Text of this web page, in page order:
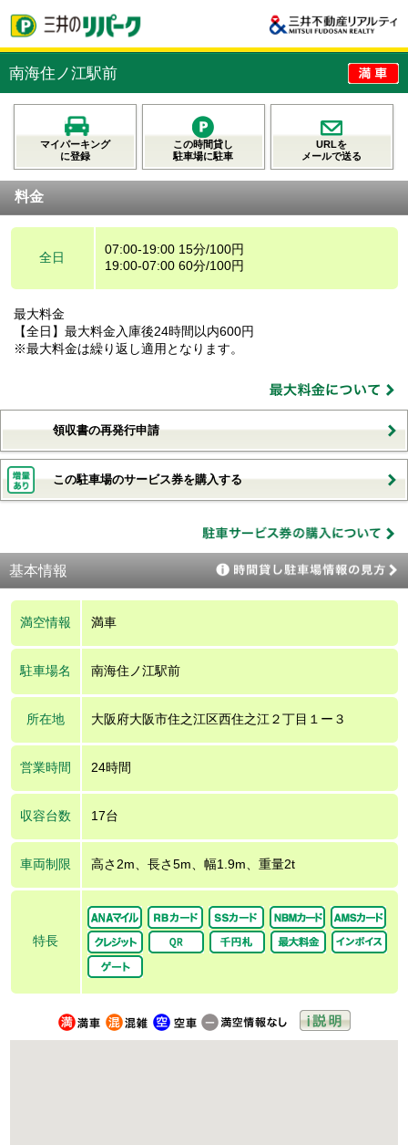
南海住ノ江駅前
マイパーキング
に登録
この時間貸し
駐車場に駐車
URLを
メールで送る
料金
全日
07:00-19:00 15分/100円
19:00-07:00 60分/100円
最大料金
【全日】最大料金入庫後24時間以内600円
※最大料金は繰り返し適用となります。
領収書の再発行申請
この駐車場のサービス券を購入する
基本情報
満空情報 満車
駐車場名 南海住ノ江駅前
所在地 大阪府大阪市住之江区西住之江２丁目１ー３
営業時間 24時間
収容台数 17台
車両制限 高さ2m、長さ5m、幅1.9m、重量2t
特長